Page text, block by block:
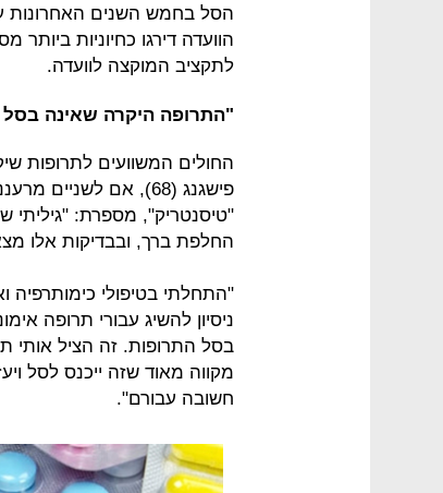
הסל בחמש השנים האחרונות
הוועדה דירגו כחיוניות
לתקציב המוקצה לוועדה.
"התרופה היקרה שאינה בסל
החולים המשוועים לתרופות
פישגנג (68), אם
"טיסנטריק", מספרת: "גיליתי
החלפת ברך, ובבדיקות אלו
"התחלתי בטיפולי
ניסיון להשיג עבורי תרופה
בסל התרופות. זה הציל אותי
מקווה מאוד שזה ייכנס לסל
חשובה עבורם".